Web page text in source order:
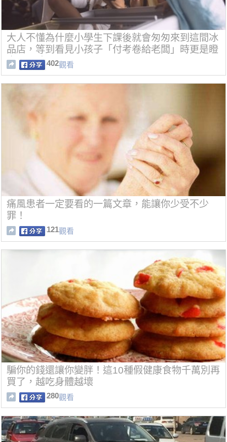
大人不懂為什麼小學生下課後就會匆匆來到這間冰
品店，等到看見小孩子「付考卷給老闆」時更是瞪
大了眼睛！
402觀看
痛風患者一定要看的一篇文章，能讓你少受不少
罪！
121觀看
騙你的錢還讓你變胖！這10種假健康食物千萬別再
買了，越吃身體越壞
280觀看